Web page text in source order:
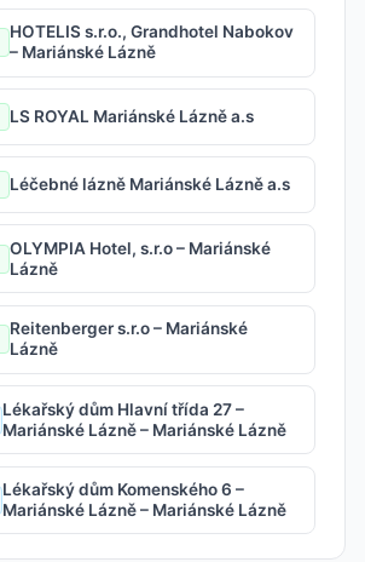
HOTELIS s.r.o., Grandhotel Nabokov
– Mariánské Lázně
LS ROYAL Mariánské Lázně a.s
Léčebné lázně Mariánské Lázně a.s
OLYMPIA Hotel, s.r.o – Mariánské
Lázně
Reitenberger s.r.o – Mariánské
Lázně
Lékařský dům Hlavní třída 27 –
Mariánské Lázně – Mariánské Lázně
Lékařský dům Komenského 6 –
Mariánské Lázně – Mariánské Lázně